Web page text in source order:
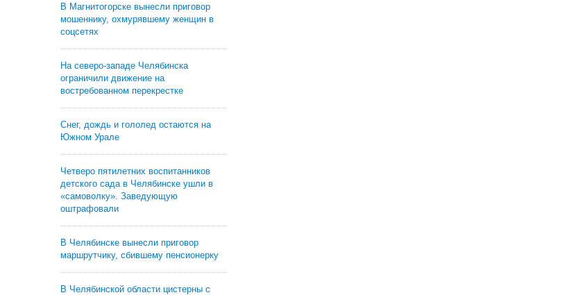
В Магнитогорске вынесли приговор
мошеннику, охмурявшему женщин в
соцсетях
На северо-западе Челябинска
ограничили движение на
востребованном перекрестке
Снег, дождь и гололед остаются на
Южном Урале
Четверо пятилетних воспитанников
детского сада в Челябинске ушли в
«самоволку». Заведующую
оштрафовали
В Челябинске вынесли приговор
маршрутчику, сбившему пенсионерку
В Челябинской области цистерны с